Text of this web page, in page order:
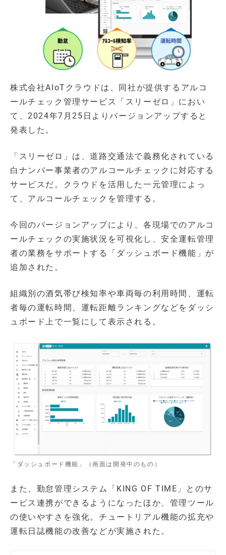
株式会社AIoTクラウドは、同社が提供するアルコ
ールチェック管理サービス「スリーゼロ」におい
て、2024年7月25日よりバージョンアップすると
発表した。
「スリーゼロ」は、道路交通法で義務化されている
白ナンバー事業者のアルコールチェックに対応する
サービスだ。クラウドを活用した一元管理によっ
て、アルコールチェックを管理する。
今回のバージョンアップにより、各現場でのアルコ
ールチェックの実施状況を可視化し、安全運転管理
者の業務をサポートする「ダッシュボード機能」が
追加された。
組織別の酒気帯び検知率や車両毎の利用時間、運転
者毎の運転時間、運転距離ランキングなどをダッシ
ュボード上で一覧にして表示される。
「ダッシュボード機能」（画面は開発中のもの）
また、勤怠管理システム「KING OF TIME」とのサ
ービス連携ができるようになったほか、管理ツール
の使いやすさを強化。チュートリアル機能の拡充や
運転日誌機能の改善などが実施された。